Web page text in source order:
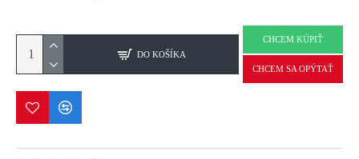
DO KOŠÍKA
CHCEM KÚPIŤ
CHCEM SA OPÝTAŤ